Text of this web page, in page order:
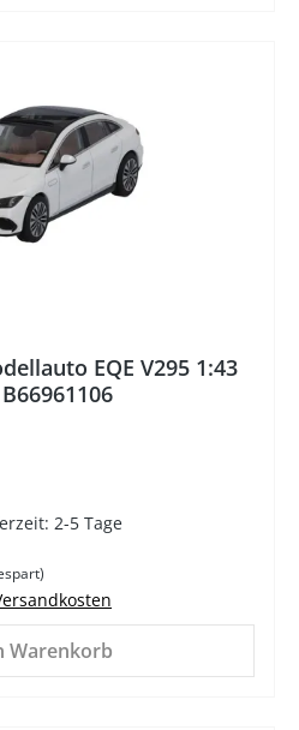
EQE V295 1:43
2-5 Tage
Warenkorb